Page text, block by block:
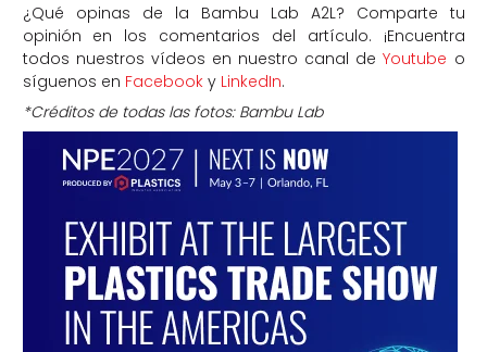
¿Qué opinas de la Bambu Lab A2L? Comparte tu
opinión en los comentarios del artículo. ¡Encuentra
todos nuestros vídeos en nuestro canal deYoutube o
síguenos en Facebooky LinkedIn.
*Créditos de todas las fotos: Bambu Lab